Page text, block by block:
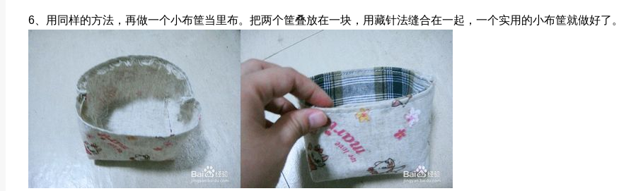
6、用同样的方法，再做一个小布筐当里布。把两个筐叠放在一块，用藏针法缝合在一起，一个实用的小布筐就做好了。